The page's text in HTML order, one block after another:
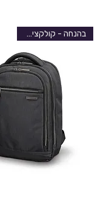
בהנחה - קולקציה חדשה